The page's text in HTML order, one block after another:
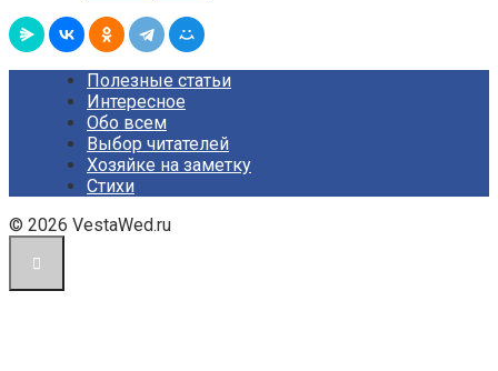
Полезные статьи
Интересное
Обо всем
Выбор читателей
Хозяйке на заметку
Стихи
© 2026 VestaWed.ru